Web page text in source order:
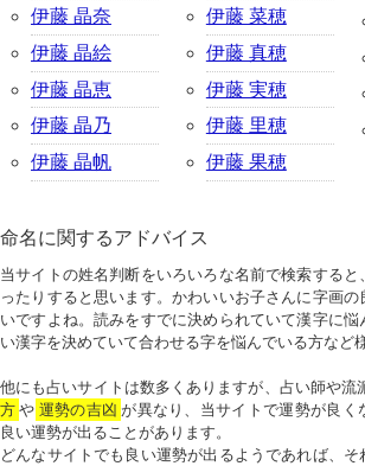
伊藤 晶奈
伊藤 晶絵
伊藤 晶恵
伊藤 晶乃
伊藤 晶帆
伊藤 菜穂
伊藤 真穂
伊藤 実穂
伊藤 里穂
伊藤 果穂
命名に関するアドバイス
当サイトの姓名判断をいろいろな名前で検索する
ったりすると思います。かわいいお子さんに字画
いですよね。読みをすでに決められていて漢字に
い漢字を決めていて合わせる字を悩んでいる方など
他にも占いサイトは数多くありますが、占い師や流
方 や 運勢の吉凶 が異なり、当サイトで運勢が良く
良い運勢が出ることがあります。
どんなサイトでも良い運勢が出るようであれば、そ